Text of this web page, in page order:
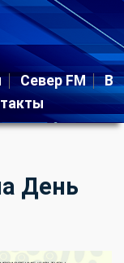
Север FM
В
День